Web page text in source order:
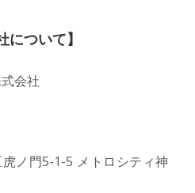
について】
会社
ノ門5-1-5 メトロシティ神